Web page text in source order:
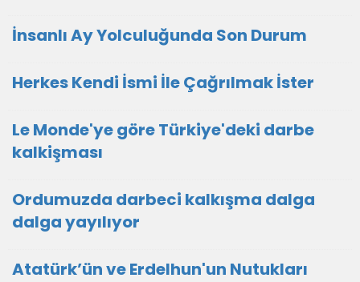
İnsanlı Ay Yolculuğunda Son Durum
Herkes Kendi İsmi İle Çağrılmak İster
Le Monde'ye göre Türkiye'deki darbe
kalkişması
Ordumuzda darbeci kalkışma dalga
dalga yayılıyor
Atatürk’ün ve Erdelhun'un Nutukları